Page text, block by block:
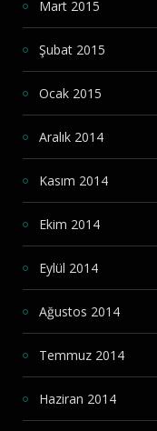
Mart 2015
Şubat 2015
Ocak 2015
Aralık 2014
Kasım 2014
Ekim 2014
Eylül 2014
Ağustos 2014
Temmuz 2014
Haziran 2014